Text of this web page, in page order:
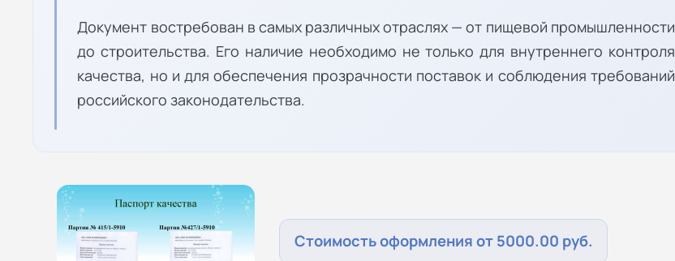
Документ востребован в самых различных отраслях — от пищевой промышленности
до строительства. Его наличие необходимо не только для внутреннего контроля
качества, но и для обеспечения прозрачности поставок и соблюдения требований
российского законодательства.
Стоимость оформления от 5000.00 руб.